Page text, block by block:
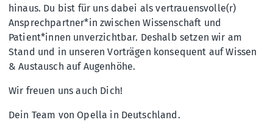
hinaus. Du bist für uns dabei als vertrauensvolle(r)
Ansprechpartner*in zwischen Wissenschaft und
Patient*innen unverzichtbar. Deshalb setzen wir am
Stand und in unseren Vorträgen konsequent auf Wissen
& Austausch auf Augenhöhe.
Wir freuen uns auch Dich!
Dein Team von Opella in Deutschland.